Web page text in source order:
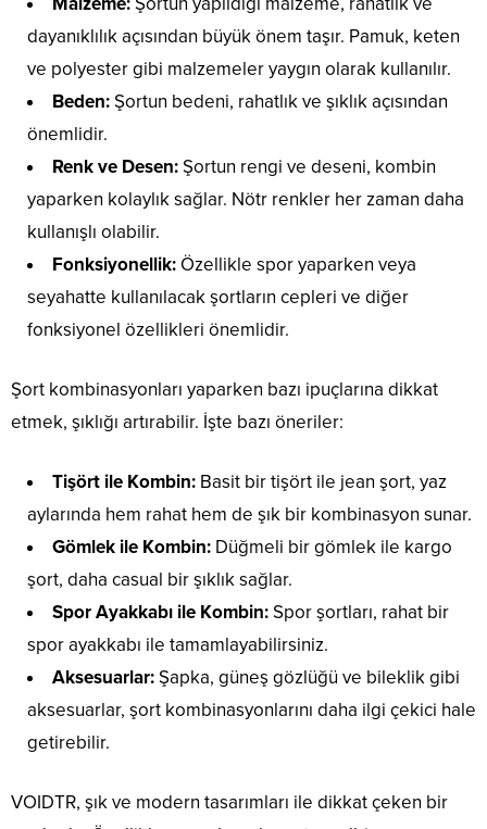
dayanıklılık açısından büyük önem taşır. Pamuk, keten
ve polyester gibi malzemeler yaygın olarak kullanılır.
Beden:Şortun bedeni, rahatlık ve şıklık açısından
önemlidir.
Renk ve Desen:Şortun rengi ve deseni, kombin
yaparken kolaylık sağlar. Nötr renkler her zaman daha
kullanışlı olabilir.
Fonksiyonellik: Özellikle spor yaparken veya
seyahatte kullanılacak şortların cepleri ve diğer
fonksiyonel özellikleri önemlidir.
Şort kombinasyonları yaparken bazı ipuçlarına dikkat
etmek, şıklığı artırabilir. İşte bazı öneriler:
Tişört ile Kombin: Basit bir tişört ile jean şort, yaz
aylarında hem rahat hem de şık bir kombinasyon sunar.
Gömlek ile Kombin: Düğmeli bir gömlek ile kargo
şort, daha casual bir şıklık sağlar.
Spor Ayakkabı ile Kombin:Spor şortları, rahat bir
spor ayakkabı ile tamamlayabilirsiniz.
Aksesuarlar:Şapka, güneş gözlüğü ve bileklik gibi
aksesuarlar, şort kombinasyonlarını daha ilgi çekici hale
getirebilir.
VOIDTR, şık ve modern tasarımları ile dikkat çeken bir